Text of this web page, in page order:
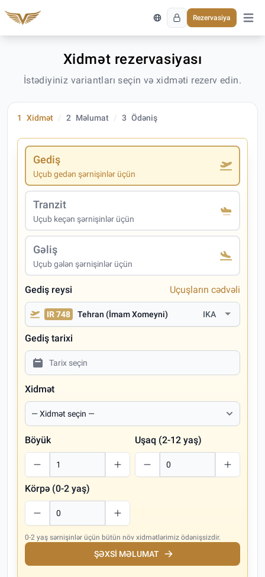
Rezervasiya
Əsas
Xidmət rezervasiyası
İstədiyiniz variantları seçin və xidməti rezerv edin.
1 Xidmət 2 Məlumat 3 Ödəniş
Gediş
Uçub gedən şərnişinlər üçün
Tranzit
Uçub keçən şərnişinlər üçün
Gəliş
Uçub gələn şərnişinlər üçün
Gediş reysi Uçuşların cədvəli
IR 748 Tehran (İmam Xomeyni) IKA
Gediş tarixi
Xidmət
Böyük Uşaq (2-12 yaş)
Körpə (0-2 yaş)
0-2 yaş sərnişinlər üçün bütün növ xidmətlərimiz ödənişsizdir.
ŞƏXSI MƏLUMAT